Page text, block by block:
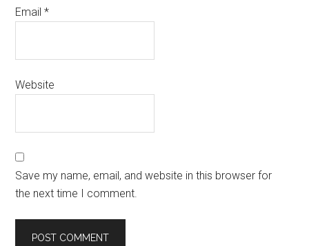
Email*
Website
Save my name, email, and website in this browser for
the next time I comment.